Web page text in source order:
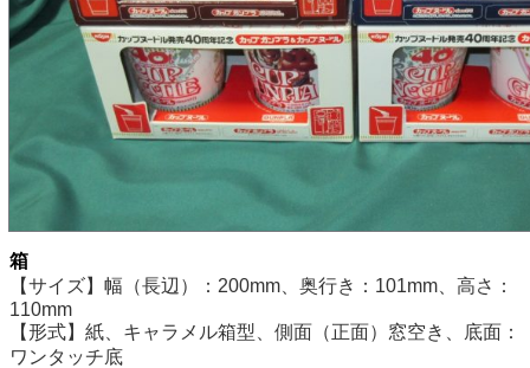
箱
【サイズ】幅（長辺）：200mm、奥行き：101mm、高さ：
110mm
【形式】紙、キャラメル箱型、側面（正面）窓空き、底面：
ワンタッチ底